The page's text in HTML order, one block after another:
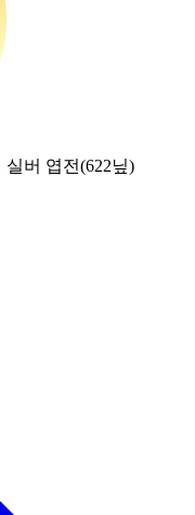
실버 엽전(622닢)